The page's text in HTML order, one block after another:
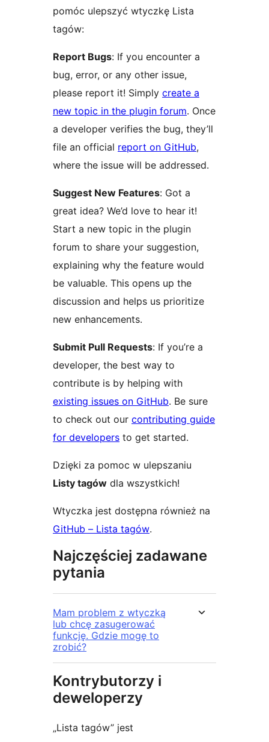
pomóc ulepszyć wtyczkę Lista
tagów:
Report Bugs: If you encounter a
bug, error, or any other issue,
please report it! Simply create a
new topic in the plugin forum. Once
a developer verifies the bug, they’ll
file an official report on GitHub,
where the issue will be addressed.
Suggest New Features: Got a
great idea? We’d love to hear it!
Start a new topic in the plugin
forum to share your suggestion,
explaining why the feature would
be valuable. This opens up the
discussion and helps us prioritize
new enhancements.
Submit Pull Requests: If you’re a
developer, the best way to
contribute is by helping with
existing issues on GitHub. Be sure
to check out our contributing guide
for developers to get started.
Dzięki za pomoc w ulepszaniu
Listy tagów dla wszystkich!
Wtyczka jest dostępna również na
GitHub – Lista tagów.
Najczęściej zadawane
pytania
Mam problem z wtyczką
lub chcę zasugerować
funkcję. Gdzie mogę to
zrobić?
Kontrybutorzy i
deweloperzy
„Lista tagów” jest